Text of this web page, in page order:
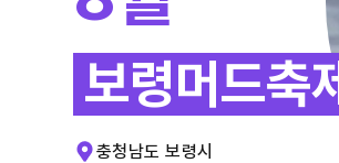
보령머드축
충청남도 보령시